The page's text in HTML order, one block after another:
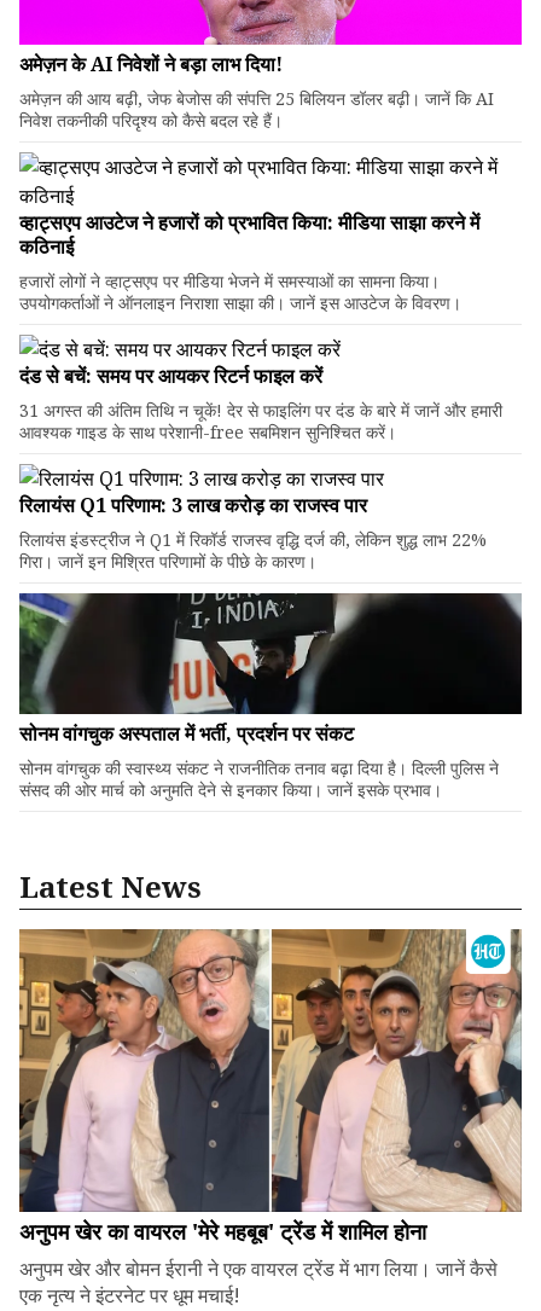
अमेज़न के AI निवेशों ने बड़ा लाभ दिया!
अमेज़न की आय बढ़ी, जेफ बेजोस की संपत्ति 25 बिलियन डॉलर बढ़ी। जानें कि AI
निवेश तकनीकी परिदृश्य को कैसे बदल रहे हैं।
व्हाट्सएप आउटेज ने हजारों को प्रभावित किया: मीडिया साझा करने में
कठिनाई
हजारों लोगों ने व्हाट्सएप पर मीडिया भेजने में समस्याओं का सामना किया।
उपयोगकर्ताओं ने ऑनलाइन निराशा साझा की। जानें इस आउटेज के विवरण।
दंड से बचें: समय पर आयकर रिटर्न फाइल करें
31 अगस्त की अंतिम तिथि न चूकें! देर से फाइलिंग पर दंड के बारे में जानें और हमारी
आवश्यक गाइड के साथ परेशानी-free सबमिशन सुनिश्चित करें।
रिलायंस Q1 परिणाम: ₹3 लाख करोड़ का राजस्व पार
रिलायंस इंडस्ट्रीज ने Q1 में रिकॉर्ड राजस्व वृद्धि दर्ज की, लेकिन शुद्ध लाभ 22%
गिरा। जानें इन मिश्रित परिणामों के पीछे के कारण।
सोनम वांगचुक अस्पताल में भर्ती, प्रदर्शन पर संकट
सोनम वांगचुक की स्वास्थ्य संकट ने राजनीतिक तनाव बढ़ा दिया है। दिल्ली पुलिस ने
संसद की ओर मार्च को अनुमति देने से इनकार किया। जानें इसके प्रभाव।
Latest News
अनुपम खेर का वायरल 'मेरे महबूब' ट्रेंड में शामिल होना
अनुपम खेर और बोमन ईरानी ने एक वायरल ट्रेंड में भाग लिया। जानें कैसे
एक नृत्य ने इंटरनेट पर धूम मचाई!